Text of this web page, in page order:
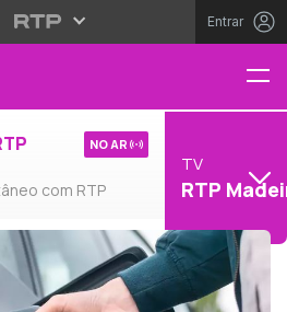
Entrar
com RTP
NO AR
TV
RTP